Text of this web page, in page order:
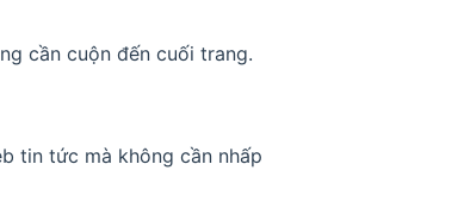
cần cuộn đến cuối trang.
tin tức mà không cần nhấp